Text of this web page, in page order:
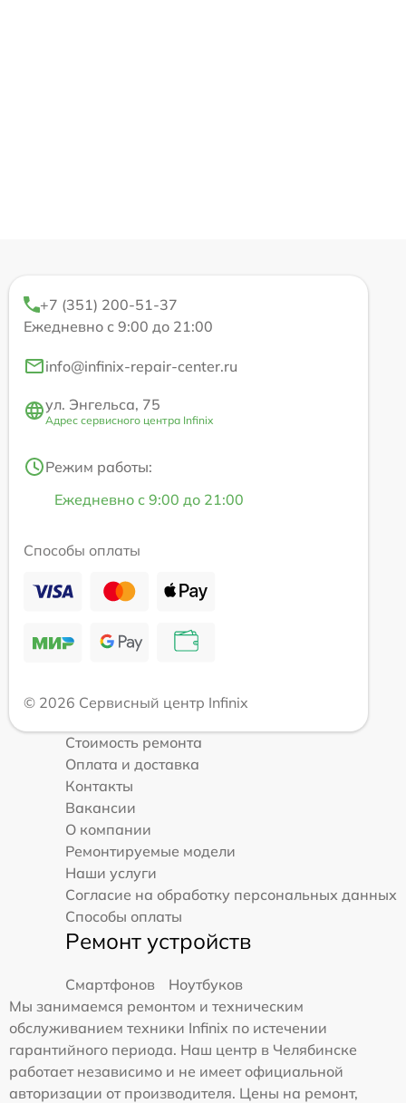
+7 (351) 200-51-37
Ежедневно с 9:00 до 21:00
info@infinix-repair-center.ru
ул. Энгельса, 75
Адрес сервисного центра Infinix
Режим работы:
Ежедневно с 9:00 до 21:00
Способы оплаты
© 2026 Сервисный центр Infinix
Стоимость ремонта
Оплата и доставка
Контакты
Вакансии
О компании
Ремонтируемые модели
Наши услуги
Согласие на обработку персональных данных
Способы оплаты
Ремонт устройств
Смартфонов
Ноутбуков
Мы занимаемся ремонтом и техническим
обслуживанием техники Infinix по истечении
гарантийного периода. Наш центр в Челябинске
работает независимо и не имеет официальной
авторизации от производителя. Цены на ремонт,